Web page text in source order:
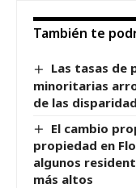
También te
Las tasas de
minoritarias
de las
El cambio
propiedad en
algunos
más altos